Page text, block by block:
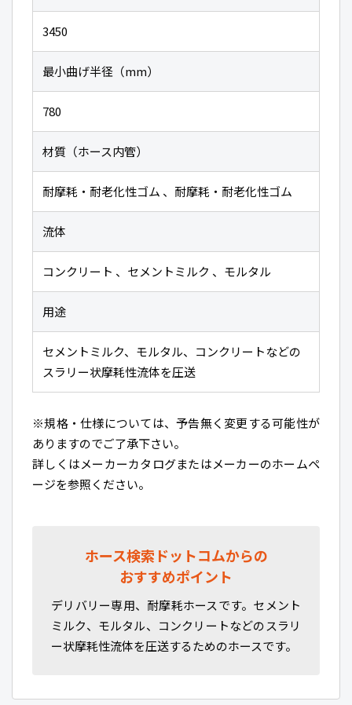
3450
最小曲げ半径（mm）
780
材質（ホース内管）
耐摩耗・耐老化性ゴム 、耐摩耗・耐老化性ゴム
流体
コンクリート 、セメントミルク 、モルタル
用途
セメントミルク、モルタル、コンクリートなどの
スラリー状摩耗性流体を圧送
※規格・仕様については、予告無く変更する可能性が
ありますのでご了承下さい。
詳しくはメーカーカタログまたはメーカーのホームペ
ージを参照ください。
ホース検索ドットコムからの
おすすめポイント
デリバリー専用、耐摩耗ホースです。セメント
ミルク、モルタル、コンクリートなどのスラリ
ー状摩耗性流体を圧送するためのホースです。